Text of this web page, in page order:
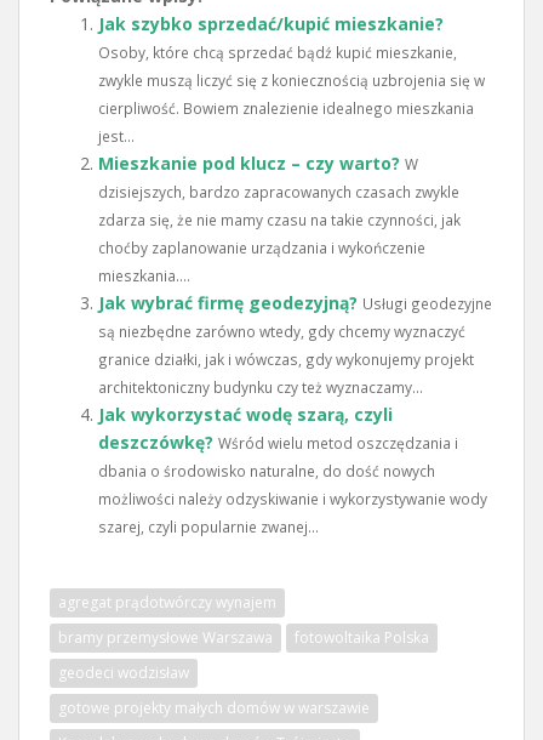
Jak szybko sprzedać/kupić mieszkanie?
Osoby, które chcą sprzedać bądź kupić mieszkanie,
zwykle muszą liczyć się z koniecznością uzbrojenia się w
cierpliwość. Bowiem znalezienie idealnego mieszkania
jest...
Mieszkanie pod klucz – czy warto? W
dzisiejszych, bardzo zapracowanych czasach zwykle
zdarza się, że nie mamy czasu na takie czynności, jak
choćby zaplanowanie urządzania i wykończenie
mieszkania....
Jak wybrać firmę geodezyjną? Usługi geodezyjne
są niezbędne zarówno wtedy, gdy chcemy wyznaczyć
granice działki, jak i wówczas, gdy wykonujemy projekt
architektoniczny budynku czy też wyznaczamy...
Jak wykorzystać wodę szarą, czyli
deszczówkę? Wśród wielu metod oszczędzania i
dbania o środowisko naturalne, do dość nowych
możliwości należy odzyskiwanie i wykorzystywanie wody
szarej, czyli popularnie zwanej...
agregat prądotwórczy wynajem
bramy przemysłowe Warszawa
fotowoltaika Polska
geodeci wodzisław
gotowe projekty małych domów w warszawie